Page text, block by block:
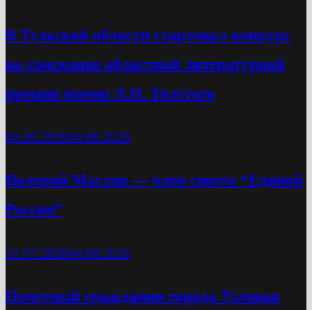
В Тульской области стартовал конкурс
на соискание областной литературной
премии имени Л.Н. Толстого
04.08.202604.08.2026
Валерий Маслов — член совета “Единой
России”
31.07.202604.08.2026
Почетный гражданин города Узловая